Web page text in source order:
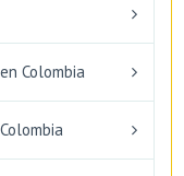
Colombia